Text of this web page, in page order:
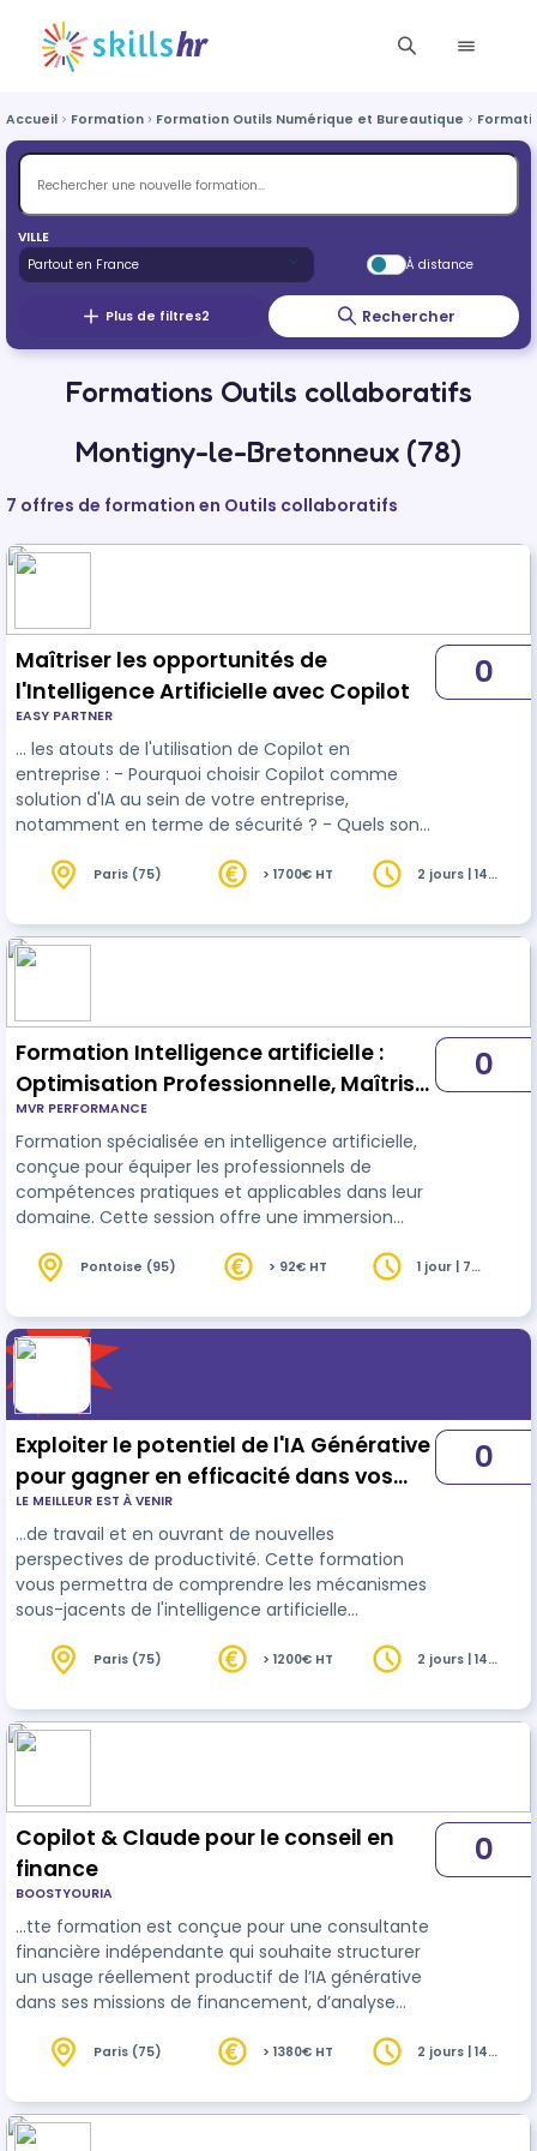
Accueil Formation Formation Outils Numérique et Bureautique
VILLE
À distance
Plus de filtres2 Rechercher
Formations Outils collaboratifs
Montigny-le-Bretonneux (78)
7 offres de formation en Outils collaboratifs
Maîtriser les opportunités de
l'Intelligence Artificielle avec Copilot
EASY PARTNER
… les atouts de l'utilisation de Copilot en
entreprise : - Pourquoi choisir Copilot comme
solution d'IA au sein de votre entreprise,
notamment en terme de sécurité ? - Quels sont
quotidienne desoutils
Microsoft 365 ? -
les cas d'usage ?
0
Paris (75) > 1700€ HT
2 jours | 14
Formation Intelligence artificielle :
Optimisation Professionnelle, Maîtrise
des Outils Avancés et Techniques de
Prompting
MVR PERFORMANCE
Formation spécialisée en intelligence artificielle,
conçue pour équiper les professionnels de
compétences pratiques et applicables dans leur
domaine. Cette session offre une immersion
approche axée sur les applications concrètes et
formulation de prompts intelligents à l'analyse
des données, chaque module est conçu pour
vous fournir une compréhe…
0
Pontoise (95) > 92€ HT
1 jour | 7
Exploiter le potentiel de l'IA Générative
pour gagner en efficacité dans vos
pratiques professionnelles - Online
LE MEILLEUR EST À VENIR
…de travail et en ouvrant de nouvelles
perspectives de productivité. Cette formation
vous permettra de comprendre les mécanismes
sous-jacents de l'intelligence artificielle
de comparer les principaux outilsdu marché et
professionnelles, tout en abordant les enjeux
éthiques et de confidentialité. L’intégration de
0
Paris (75) > 1200€ HT
2 jours | 14
Copilot & Claude pour le conseil en
finance
BOOSTYOURIA
…tte formation est conçue pour une consultante
financière indépendante qui souhaite structurer
un usage réellement productif de l’IA générative
dans ses missions de financement, d’analyse
découvrir desoutils
de façon théorique, mais de
réutilisable pour produire plus vite, mieux qualifier
les dossiers et standardiser la qualité des livrables,
0
Paris (75) > 1380€ HT
2 jours | 14